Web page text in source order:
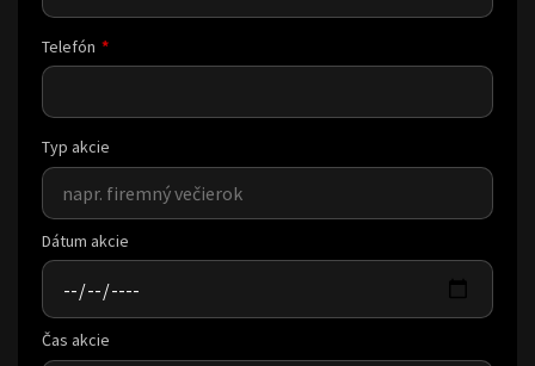
Telefón
Typ akcie
Dátum akcie
Čas akcie